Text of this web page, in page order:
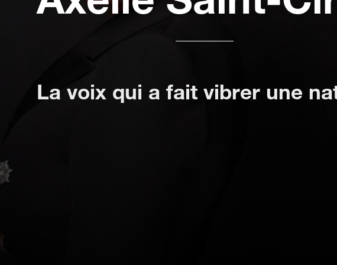
La voix qui a fait vibrer une